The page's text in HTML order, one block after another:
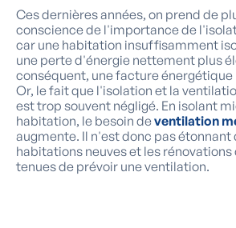
Ces dernières années, on prend de
conscience de l'importance de
car une habitation insuffisamment
une perte d'énergie nettement plus
conséquent, une facture énergétique
Or, le fait que l'isolation et la
est trop souvent négligé. En isolant
habitation, le besoin deventilation
augmente. Il n'est donc pas étonnant
habitations neuves et les
tenues de prévoir une ventilation.